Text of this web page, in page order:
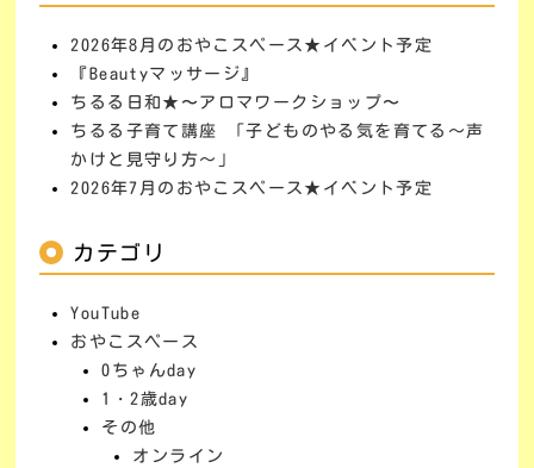
2026年8月のおやこスペース★イベント予定
『Beautyマッサージ』
ちるる日和★〜アロマワークショップ〜
ちるる子育て講座 「子どものやる気を育てる～声
かけと見守り方～」
2026年7月のおやこスペース★イベント予定
カテゴリ
YouTube
おやこスペース
0ちゃんday
1・2歳day
その他
オンライン